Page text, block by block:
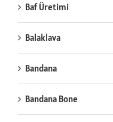
Baf Üretimi
Balaklava
Bandana
Bandana Bone